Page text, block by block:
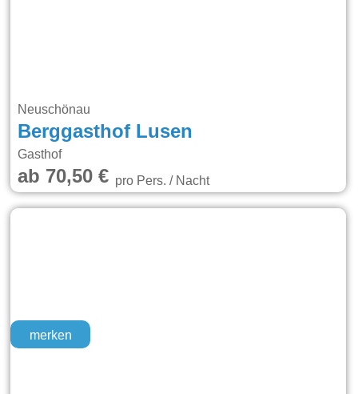
Neuschönau
Berggasthof Lusen
Gasthof
ab 70,50 €pro Pers. / Nacht
merken